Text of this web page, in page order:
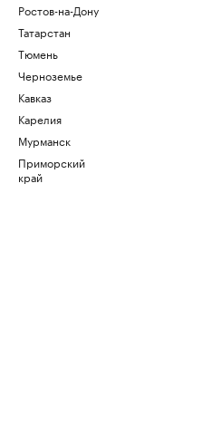
Ростов-на-Дону
Татарстан
Тюмень
Черноземье
Кавказ
Карелия
Мурманск
Приморский
край